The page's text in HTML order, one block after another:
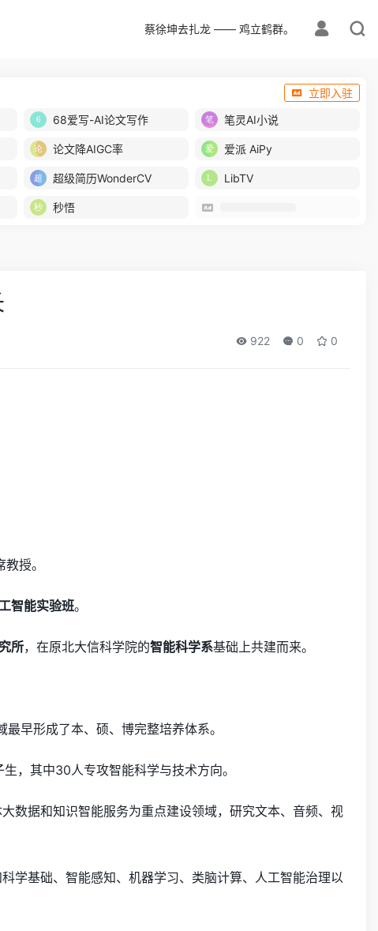
蔡徐坤去扎龙 —— 鸡立鹤群。
立即入驻
68爱写-AI论文写作 笔灵AI小说
论文降AIGC率 爱派 AiPy
超级简历WonderCV LibTV
秒悟
922 0 0
授。
智能实验班。
所，在原北大信科学院的智能科学系基础上共建而来。
早形成了本、硕、博完整培养体系。
，其中30人专攻智能科学与技术方向。
大数据和知识智能服务为重点建设领域，研究文本、音频、视
学基础、智能感知、机器学习、类脑计算、人工智能治理以